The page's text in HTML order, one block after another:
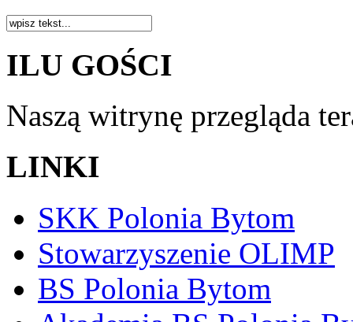
ILU GOŚCI
Naszą witrynę przegląda
LINKI
SKK Polonia Bytom
Stowarzyszenie OLIMP
BS Polonia Bytom